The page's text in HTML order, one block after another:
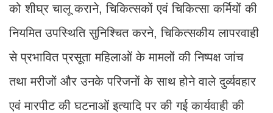
को शीघ्र चालू कराने, चिकित्सकों एवं चिकित्सा कर्मियों की
नियमित उपस्थिति सुनिश्चित करने, चिकित्सकीय लापरवाही
से प्रभावित प्रसूता महिलाओं के मामलों की निष्पक्ष जांच
तथा मरीजों और उनके परिजनों के साथ होने वाले दुर्व्यवहार
एवं मारपीट की घटनाओं इत्यादि पर की गई कार्यवाही की